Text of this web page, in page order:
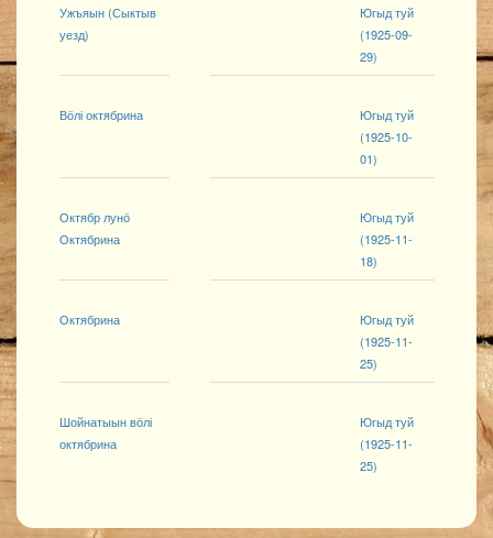
Ужъяын (Сыктыв
уезд)
Югыд туй
(1925-09-
29)
Вӧлі октябрина
Югыд туй
(1925-10-
01)
Октябр лунӧ
Октябрина
Югыд туй
(1925-11-
18)
Октябрина
Югыд туй
(1925-11-
25)
Шойнатыын вӧлі
октябрина
Югыд туй
(1925-11-
25)